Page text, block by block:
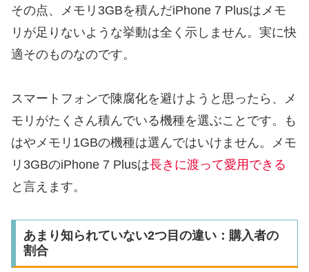
その点、メモリ3GBを積んだiPhone 7 Plusはメモ
リが足りないような挙動は全く示しません。実に快
適そのものなのです。
スマートフォンで陳腐化を避けようと思ったら、メ
モリがたくさん積んでいる機種を選ぶことです。も
はやメモリ1GBの機種は選んではいけません。メモ
リ3GBのiPhone 7 Plusは長きに渡って愛用できる
と言えます。
あまり知られていない2つ目の違い：購入者の
割合